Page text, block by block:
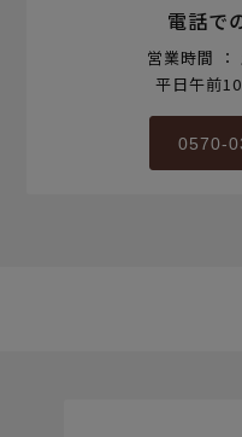
電話で
営業時間 ：
平日午前
0570-